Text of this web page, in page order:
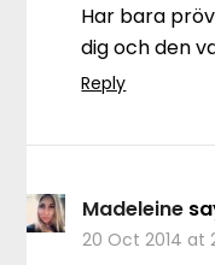
Har bara
dig och den
Reply
Madeleine
20 Oct 2014 at